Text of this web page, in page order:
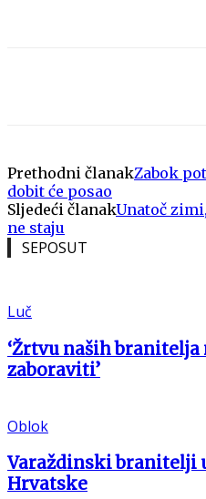
Prethodni članakZabok
dobit će posao
Sljedeći članakUnatoč
ne staju
SEPOSUT
Luč
‘Žrtvu naših
zaboraviti’
Oblok
Varaždinski branitelji
Hrvatske